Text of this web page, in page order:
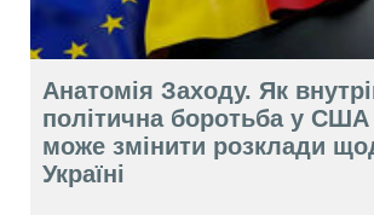
Анатомія Заходу. Як
політична боротьба у
може змінити розклади
Україні